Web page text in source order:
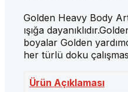
Golden Heavy Body
ışığa
boyalar Golden
her türlü doku
Ürün Açıklaması